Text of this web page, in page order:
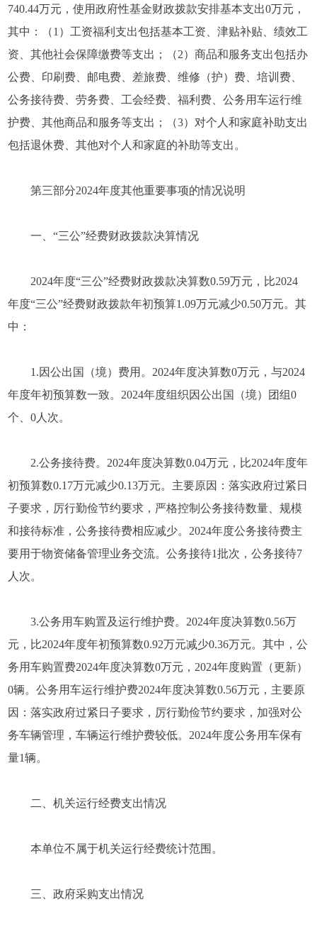
740.44万元，使用政府性基金财政拨款安排基本支出0万元，
其中：（1）工资福利支出包括基本工资、津贴补贴、绩效工
资、其他社会保障缴费等支出；（2）商品和服务支出包括办
公费、印刷费、邮电费、差旅费、维修（护）费、培训费、
公务接待费、劳务费、工会经费、福利费、公务用车运行维
护费、其他商品和服务等支出；（3）对个人和家庭补助支出
包括退休费、其他对个人和家庭的补助等支出。
第三部分2024年度其他重要事项的情况说明
一、“三公”经费财政拨款决算情况
2024年度“三公”经费财政拨款决算数0.59万元，比2024
年度“三公”经费财政拨款年初预算1.09万元减少0.50万元。其
中：
1.因公出国（境）费用。2024年度决算数0万元，与2024
年度年初预算数一致。2024年度组织因公出国（境）团组0
个、0人次。
2.公务接待费。2024年度决算数0.04万元，比2024年度年
初预算数0.17万元减少0.13万元。主要原因：落实政府过紧日
子要求，厉行勤俭节约要求，严格控制公务接待数量、规模
和接待标准，公务接待费相应减少。2024年度公务接待费主
要用于物资储备管理业务交流。公务接待1批次，公务接待7
人次。
3.公务用车购置及运行维护费。2024年度决算数0.56万
元，比2024年度年初预算数0.92万元减少0.36万元。其中，公
务用车购置费2024年度决算数0万元，2024年度购置（更新）
0辆。公务用车运行维护费2024年度决算数0.56万元，主要原
因：落实政府过紧日子要求，厉行勤俭节约要求，加强对公
务车辆管理，车辆运行维护费较低。2024年度公务用车保有
量1辆。
二、机关运行经费支出情况
本单位不属于机关运行经费统计范围。
三、政府采购支出情况